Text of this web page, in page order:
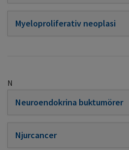
Myeloproliferativ neoplasi
N
Neuroendokrina buktumörer
Njurcancer